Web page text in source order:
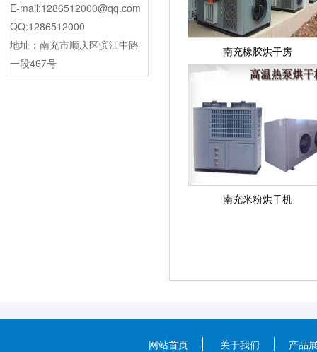
E-mail:1286512000@qq.com
QQ:1286512000
地址：南充市顺庆区滨江中路
一段467号
南充橡胶烘干房
南充米粉烘干机
网站首页 关于我们 产品